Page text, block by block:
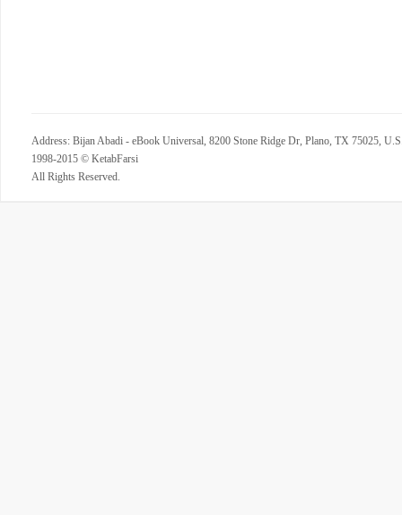
Address: Bijan Abadi - eBook Universal, 8200 Stone Ridge Dr, Plano, TX 75025,
1998-2015 © KetabFarsi
All Rights Reserved.